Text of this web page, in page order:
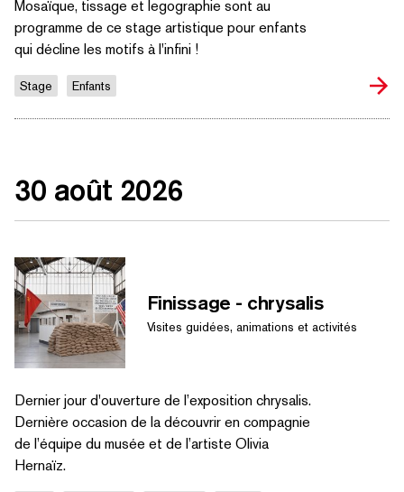
RECHERCHER PAR MOTS-CLÉS
Mosaïque, tissage et legographie sont au
programme de ce stage artistique pour enfants
qui décline les motifs à l'infini !
Stage Enfants
30 août 2026
Finissage - chrysalis
Visites guidées, animations et activités
Dernier jour d'ouverture de l’exposition chrysalis.
Dernière occasion de la découvrir en compagnie
de l’équipe du musée et de l’artiste Olivia
Hernaïz.